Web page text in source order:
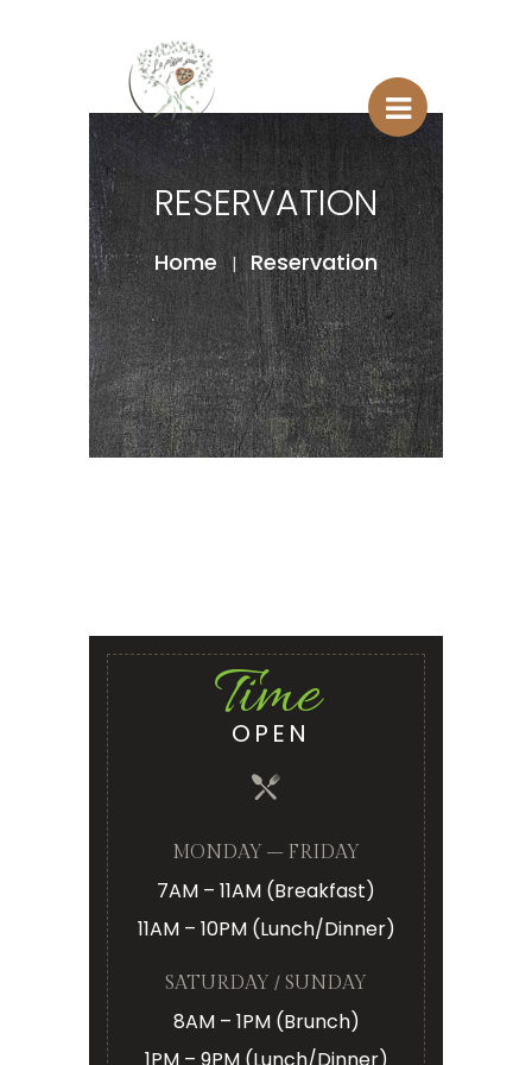
RESERVATION
Home | Reservation
Time
OPEN
MONDAY – FRIDAY
7AM – 11AM (Breakfast)
11AM – 10PM (Lunch/Dinner)
SATURDAY / SUNDAY
8AM – 1PM (Brunch)
1PM – 9PM (Lunch/Dinner)